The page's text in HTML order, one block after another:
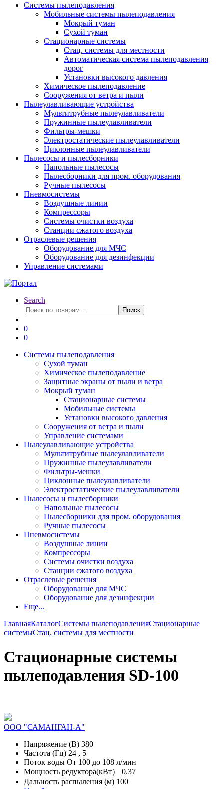
Системы пылеподавления
Мобильные системы пылеподавления
Мокрый туман
Сухой туман
Стационарные системы
Стац. системы для местности
Автоматическая система пылеподавления
дорог
Установки высокого давления
Химическое пылеподавление
Сооружения от ветра и пыли
Пылеулавливающие устройства
Мультитрубные пылеулавливатели
Пружинные пылеулавливатели
Фильтры-мешки
Электростатические пылеулавливатели
Циклонные пылеулавливатели
Пылесосы и пылесборники
Напольные пылесосы
Пылесборники для пром. оборудования
Ручные пылесосы
Пневмосистемы
Воздушные линии
Компрессоры
Системы очистки воздуха
Станции сжатого воздуха
Отраслевые решения
Оборудование для МЧС
Оборудование для дезинфекции
Управление системами
Search
Искать:
Поиск
0
0
Системы пылеподавления
Сухой туман
Химическое пылеподавление
Защитные экраны от пыли и ветра
Мокрый туман
Стационарные системы
Мобильные системы
Установки высокого давления
Сооружения от ветра и пыли
Управление системами
Пылеулавливающие устройства
Мультитрубные пылеулавливатели
Пружинные пылеулавливатели
Фильтры-мешки
Циклонные пылеулавливатели
Электростатические пылеулавливатели
Пылесосы и пылесборники
Напольные пылесосы
Пылесборники для пром. оборудования
Ручные пылесосы
Пневмосистемы
Воздушные линии
Компрессоры
Системы очистки воздуха
Станции сжатого воздуха
Отраслевые решения
Оборудование для МЧС
Оборудование для дезинфекции
Еще...
ГлавнаяКаталогСистемы пылеподавленияСтационарные
системыСтац. системы для местности
Стационарные системы
пылеподавления SD-100
OOO "САМАНГАН-А"
Напряжение (В) 380
Частота (Гц) 24 , 5
Поток воды От 100 до 108 л/мин
Мощность редуктора(кВт）
0.37
Дальность распыления (м) 100